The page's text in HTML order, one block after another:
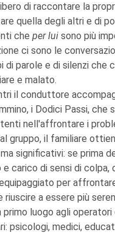
di raccontare la
quella degli altri e di
che per lui sono più
ci sono le
di parole e di silenzi che
e malato.
il conduttore
i Dodici Passi, che
nell'affrontare i
gruppo, il familiare
significativi: se prima
carico di sensi di colpa,
per
a essere più
primo luogo agli operatori
psicologi, medici,